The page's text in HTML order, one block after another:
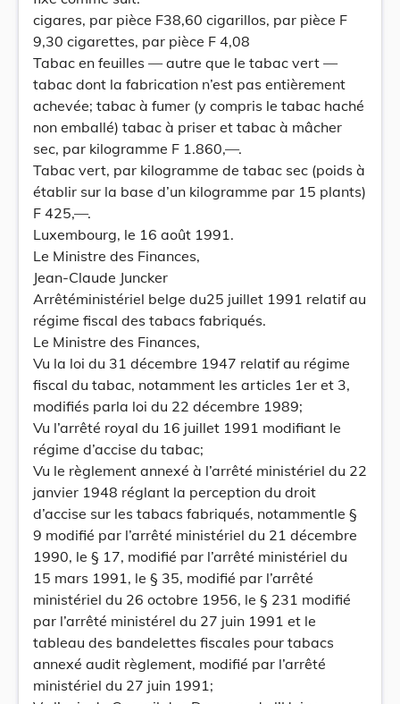
cigares, par pièce F38,60 cigarillos, par pièce F
9,30 cigarettes, par pièce F 4,08
Tabac en feuilles — autre que le tabac vert —
tabac dont la fabrication n’est pas entièrement
achevée; tabac à fumer (y compris le tabac haché
non emballé) tabac à priser et tabac à mâcher
sec, par kilogramme F 1.860,—.
Tabac vert, par kilogramme de tabac sec (poids à
établir sur la base d’un kilogramme par 15 plants)
F 425,—.
Luxembourg, le 16 août 1991.
Le Ministre des Finances,
Jean-Claude Juncker
Arrêtéministériel belge du25 juillet 1991 relatif au
régime fiscal des tabacs fabriqués.
Le Ministre des Finances,
Vu la loi du 31 décembre 1947 relatif au régime
fiscal du tabac, notamment les articles 1er et 3,
modifiés parla loi du 22 décembre 1989;
Vu l’arrêté royal du 16 juillet 1991 modifiant le
régime d’accise du tabac;
Vu le règlement annexé à l’arrêté ministériel du 22
janvier 1948 réglant la perception du droit
d’accise sur les tabacs fabriqués, notammentle §
9 modifié par l’arrêté ministériel du 21 décembre
1990, le § 17, modifié par l’arrêté ministériel du
15 mars 1991, le § 35, modifié par l’arrêté
ministériel du 26 octobre 1956, le § 231 modifié
par l’arrêté ministérel du 27 juin 1991 et le
tableau des bandelettes fiscales pour tabacs
annexé audit règlement, modifié par l’arrêté
ministériel du 27 juin 1991;